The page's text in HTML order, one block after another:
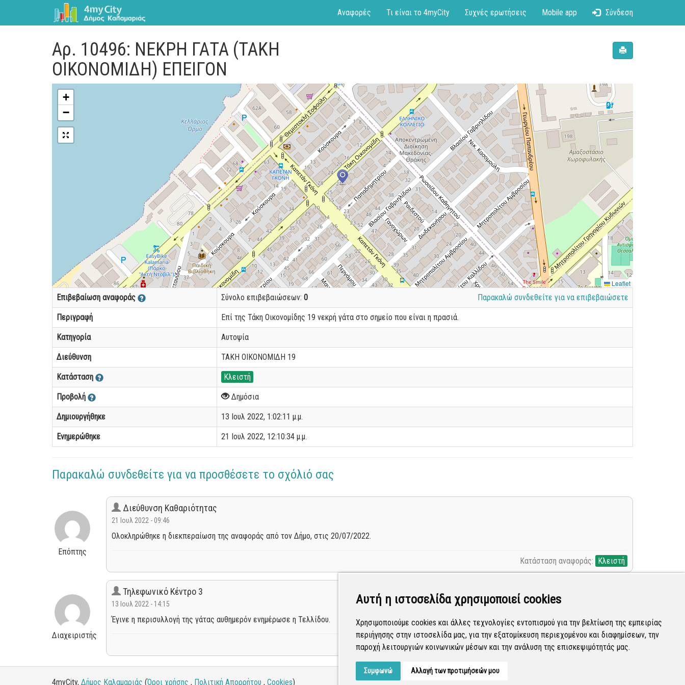
Αυτή η ιστοσελίδα χρησιμοποιεί cookies
Χρησιμοποιούμε cookies και άλλες τεχνολογίες εντοπισμού για την βελτίωση της εμπειρίας
περιήγησης στην ιστοσελίδα μας, για την εξατομίκευση περιεχομένου και διαφημίσεων, την
παροχή λειτουργιών κοινωνικών μέσων και την ανάλυση της επισκεψιμότητάς μας.
Συμφωνώ Αλλαγή των προτιμήσεών μου
Αναφορές Τι είναι το 4myCity Συχνές ερωτήσεις Mobile app Σύνδεση
Αρ. 10496: ΝΕΚΡΗ ΓΑΤΑ (ΤΑΚΗ
ΟΙΚΟΝΟΜΙΔΗ) ΕΠΕΙΓΟΝ
+
−
Leaflet
Επιβεβαίωση αναφοράς Σύνολο επιβεβαιώσεων: 0 Παρακαλώ συνδεθείτε για να επιβεβαιώσετε
Περιγραφή Επί της Τάκη Οικονομίδης 19 νεκρή γάτα στο σημείο που είναι η πρασιά.
Κατηγορία Αυτοψία
Διεύθυνση ΤΑΚΗ ΟΙΚΟΝΟΜΙΔΗ 19
Κατάσταση Κλειστή
Προβολή Δημόσια
Δημιουργήθηκε 13 Ιουλ 2022, 1:02:11 μ.μ.
Ενημερώθηκε 21 Ιουλ 2022, 12:10:34 μ.μ.
Παρακαλώ συνδεθείτε για να προσθέσετε το σχόλιό σας
Επόπτης
Διεύθυνση Καθαριότητας
21 Ιουλ 2022 - 09:46
Ολοκληρώθηκε η διεκπεραίωση της αναφοράς από τον Δήμο, στις 20/07/2022.
Κατάσταση αναφοράς: Κλειστή
Διαχειριστής
Τηλεφωνικό Κέντρο 3
13 Ιουλ 2022 - 14:15
Έγινε η περισυλλογή της γάτας αυθημερόν ενημέρωσε η Τελλίδου.
Κατάσταση αναφοράς: Νέα
4myCity, Δήμος Καλαμαριάς (Όροι χρήσης , Πολιτική Απορρήτου , Cookies)